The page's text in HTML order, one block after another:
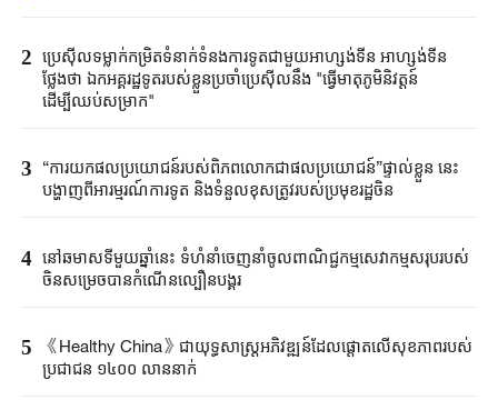
2 ប្រេស៊ីល​ទម្លាក់កម្រិត​ទំនាក់ទំនង​ការទូត​ជាមួយអាហ្សង់ទីន ​អាហ្សង់ទីន
ថ្លែងថា ​ឯកអគ្គរដ្ឋទូត​របស់ខ្លួន​ប្រចាំប្រេស៊ីលនឹង​ "​ធ្វើមាតុភូមិនិវត្តន៍​
ដើម្បីឈប់​សម្រាក"​
3
“ការយកផលប្រយោជន៍របស់ពិភពលោកជាផលប្រយោជន៍”ផ្ទាល់ខ្លួន នេះ
បង្ហាញពីអារម្មរណ៍ការទូត និងទំនួលខុសត្រូវរបស់ប្រមុខរដ្ឋចិន
4 នៅឆមាសទីមួយឆ្នាំនេះ ទំហំនាំចេញនាំចូលពាណិជ្ជកម្មសេវាកម្មសរុបរបស់
ចិនសម្រេចបានកំណើនល្បឿនបង្គួរ
5
《Healthy China》​ជា​យុទ្ធសាស្ត្រ​អភិវឌ្ឍន៍​ដែលផ្តោត​លើ​សុខភាព​របស់​
ប្រជាជន ​១៤០០ ​លាន​នាក់​​